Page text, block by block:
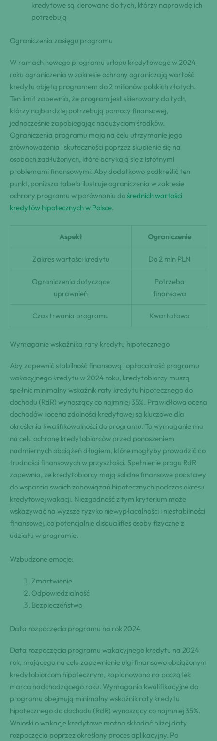
kredytowe są kierowane do tych, którzy naprawdę ich
potrzebują
Ograniczenia zasięgu programu
W ramach nowego programu urlopu kredytowego w 2024
roku ograniczenia w zakresie ochrony ograniczają wartość
kredytu objętą programem do 2 milionów polskich złotych.
Ten limit zapewnia, że program jest skierowany do tych,
którzy najbardziej potrzebują pomocy finansowej,
jednocześnie zapobiegając nadużyciom środków.
Ograniczenia programu mają na celu utrzymanie jego
zrównoważenia i skuteczności poprzez skupienie się na
osobach zadłużonych, które borykają się z istotnymi
problemami finansowymi. Aby dodatkowo podkreślić ten
punkt, poniższa tabela ilustruje ograniczenia w zakresie
ochrony programu w porównaniu dośrednich wartości
kredytów hipotecznych w Polsce.
Aspekt Ograniczenie
Zakres wartości kredytu Do 2 mln PLN
Ograniczenia dotyczące
uprawnień
Potrzeba
finansowa
Czas trwania programu Kwartałowo
Wymaganie wskaźnika raty kredytu hipotecznego
Aby zapewnić stabilność finansową i opłacalność programu
wakacyjnego kredytu w 2024 roku, kredytobiorcy muszą
spełnić minimalny wskaźnik raty kredytu hipotecznego do
dochodu (RdR) wynoszący co najmniej 35%. Prawidłowa ocena
dochodów i ocena zdolności kredytowej są kluczowe dla
określenia kwalifikowalności do programu. To wymaganie ma
na celu ochronę kredytobiorców przed ponoszeniem
nadmiernych obciążeń długiem, które mogłyby prowadzić do
trudności finansowych w przyszłości. Spełnienie progu RdR
zapewnia, że kredytobiorcy mają solidne finansowe podstawy
do wsparcia swoich zobowiązań hipotecznych podczas okresu
kredytowej wakacji. Niezgodność z tym kryterium może
wskazywać na wyższe ryzyko niewypłacalności i niestabilności
finansowej, co potencjalnie disqualifies osoby fizyczne z
udziału w programie.
Wzbudzone emocje:
Zmartwienie
Odpowiedzialność
Bezpieczeństwo
Data rozpoczęcia programu na rok 2024
Data rozpoczęcia programu wakacyjnego kredytu na 2024
rok, mającego na celu zapewnienie ulgi finansowo obciążonym
kredytobiorcom hipotecznym, zaplanowano na początek
marca nadchodzącego roku. Wymagania kwalifikacyjne do
programu obejmują minimalny wskaźnik raty kredytu
hipotecznego do dochodu (RdR) wynoszący co najmniej 35%.
Wnioski o wakacje kredytowe można składać bliżej daty
rozpoczęcia poprzez określony proces aplikacyjny. Po